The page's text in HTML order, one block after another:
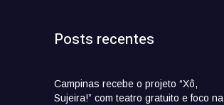
Posts recentes
Campinas recebe o projeto “Xô,
Sujeira!” com teatro gratuito e foco na